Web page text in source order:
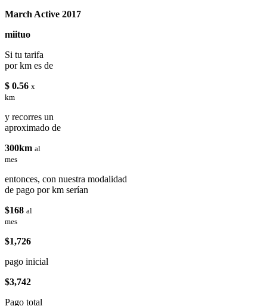
March Active 2017
miituo
Si tu tarifa
por km es de
$ 0.56 x
km
y recorres un
aproximado de
300km al
mes
entonces, con nuestra modalidad
de pago por km serían
$168 al
mes
$1,726
pago inicial
$3,742
Pago total